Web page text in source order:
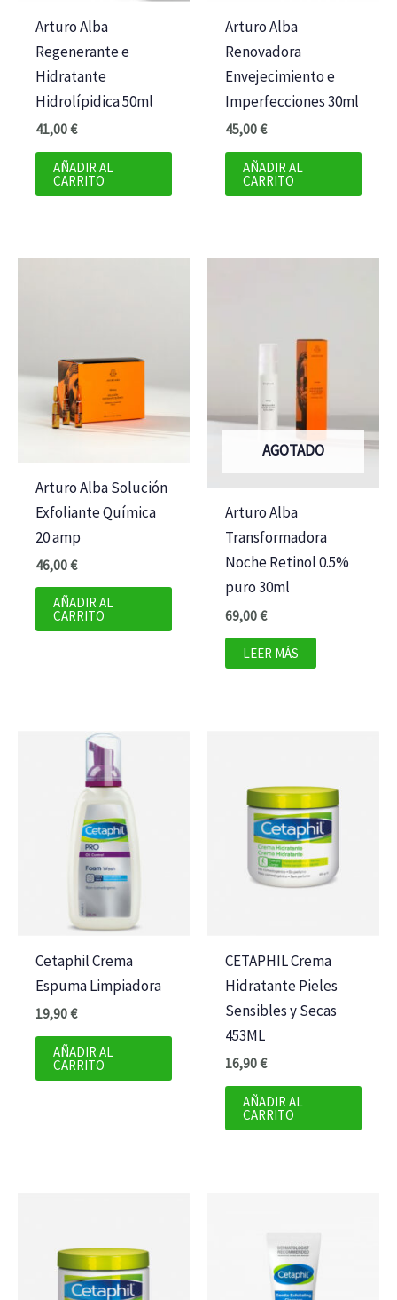
Arturo Alba
Regenerante e
Hidratante
Hidrolípidica 50ml
41,00€
AÑADIR AL
CARRITO
Arturo Alba
Renovadora
Envejecimiento e
Imperfecciones 30ml
45,00€
AÑADIR AL
CARRITO
Arturo Alba Solución
Exfoliante Química
20 amp
46,00€
AÑADIR AL
CARRITO
AGOTADO
Arturo Alba
Transformadora
Noche Retinol 0.5%
puro 30ml
69,00€
LEER MÁS
Cetaphil Crema
Espuma Limpiadora
19,90€
AÑADIR AL
CARRITO
CETAPHIL Crema
Hidratante Pieles
Sensibles y Secas
453ML
16,90€
AÑADIR AL
CARRITO